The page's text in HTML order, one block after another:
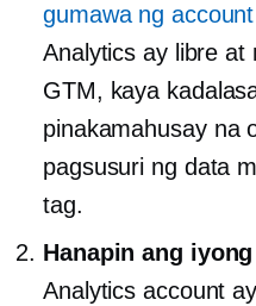
gumawa ng
Analytics ay libre at
GTM, kaya
pinakamahusay na
pagsusuri ng data
tag.
Hanapin ang
Analytics account